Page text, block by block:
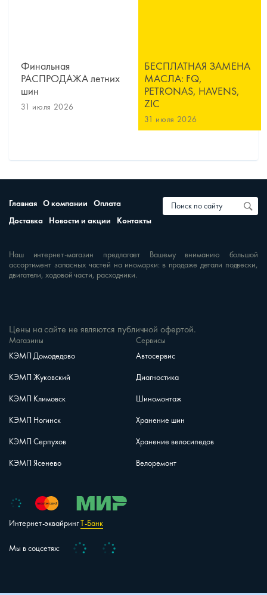
Финальная
РАСПРОДАЖА летних
шин
31 июля 2026
БЕСПЛАТНАЯ ЗАМЕНА
МАСЛА: FQ,
PETRONAS, HAVENS,
ZIC
31 июля 2026
Главная О компании
Оплата
Доставка
Новости и акции Контакты
Магазины
КЭМП Домодедово
КЭМП Жуковский
КЭМП Климовск
КЭМП Ногинск
КЭМП Серпухов
КЭМП Ясенево
Сервисы
Автосервис
Диагностика
Шиномонтаж
Хранение шин
Хранение велосипедов
Велоремонт
Наш интернет-магазин предлагает Вашему вниманию большой
ассортимент запасных частей на иномарки: в продаже детали подвески,
двигатели, ходовой части, расходники.
Интернет-эквайрингТ-Банк
Мы в соцсетях: Vk Telegram
Цены на сайте не являются публичной офертой.